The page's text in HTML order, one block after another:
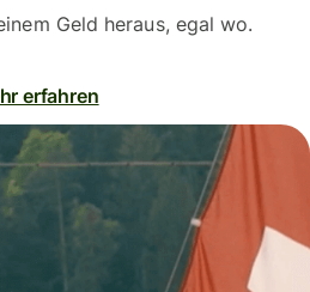
Geld heraus, egal wo.
erfahren